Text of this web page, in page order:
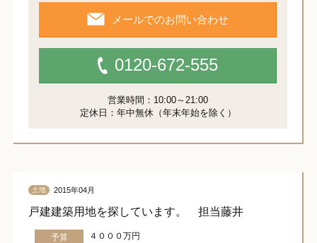
メールでのお問い合わせ
0120-672-555
営業時間：10:00～21:00
定休日：年中無休（年末年始を除く）
土地 2015年04月
戸建建築用地を探しています。 担当藤井
予算
４０００万円